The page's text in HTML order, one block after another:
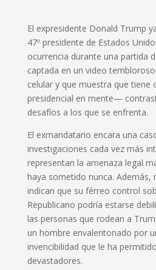
El expresidente Donald Trump
47º presidente de Estados
ocurrencia durante una partida
captada en un video
celular y que muestra que tiene
presidencial en mente—
desafíos a los que se enfrenta.
El exmandatario encara una
investigaciones cada vez más
representan la amenaza legal
haya sometido nunca. Además,
indican que su férreo control
Republicano podría estarse
las personas que rodean a
un hombre envalentonado por
invencibilidad que le ha
devastadores.